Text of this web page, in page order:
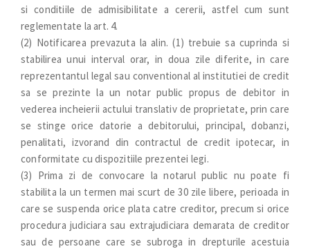
si conditiile de admisibilitate a cererii, astfel cum sunt
reglementate la art. 4.
(2) Notificarea prevazuta la alin. (1) trebuie sa cuprinda si
stabilirea unui interval orar, in doua zile diferite, in care
reprezentantul legal sau conventional al institutiei de credit
sa se prezinte la un notar public propus de debitor in
vederea incheierii actului translativ de proprietate, prin care
se stinge orice datorie a debitorului, principal, dobanzi,
penalitati, izvorand din contractul de credit ipotecar, in
conformitate cu dispozitiile prezentei legi.
(3) Prima zi de convocare la notarul public nu poate fi
stabilita la un termen mai scurt de 30 zile libere, perioada in
care se suspenda orice plata catre creditor, precum si orice
procedura judiciara sau extrajudiciara demarata de creditor
sau de persoane care se subroga in drepturile acestuia